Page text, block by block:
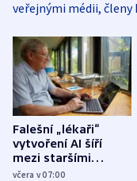
veřejnými médii, členy
Falešní „lékaři“
vytvoření AI šíří
mezi staršími
Poláky nebezpečné
včera v 07:00